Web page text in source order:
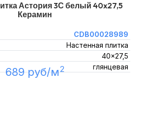
Астория 3С белый 40x27,5
Керамин
CDB00028989
Настенная плитка
40x27,5
глянцевая
689 руб/м2